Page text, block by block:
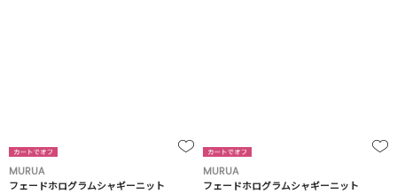
MURUA
フェードホログラムシャギーニット
MURUA
フェードホログラムシャギーニット